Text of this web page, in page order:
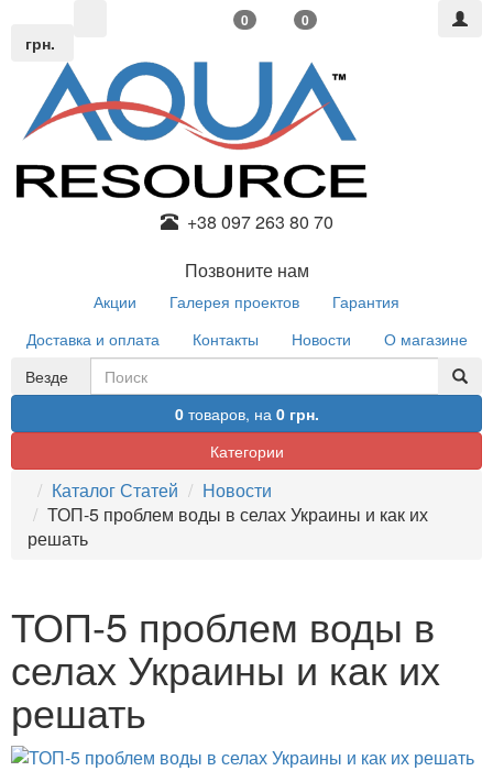
грн.
0 0
+38 097 263 80 70
Позвоните нам
Акции Галерея проектов
Гарантия
Доставка и оплата
Контакты Новости
О магазине
Везде
0товаров, на 0 грн.
Категории
Каталог Статей
Новости
ТОП-5 проблем воды в селах Украины и как их
решать
ТОП-5 проблем воды в
селах Украины и как их
решать